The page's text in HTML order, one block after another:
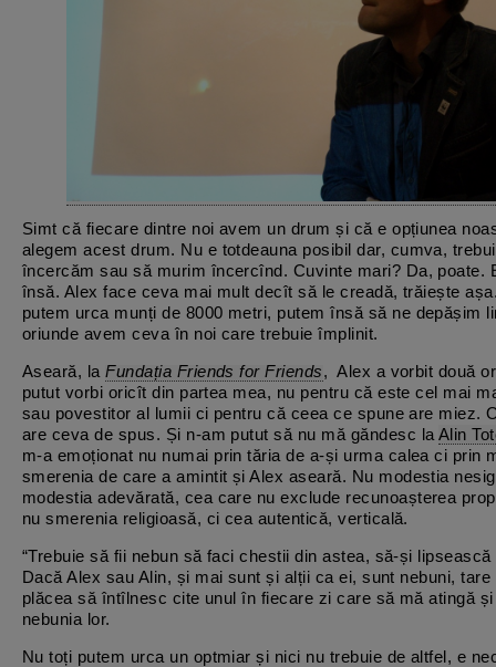
Simt că fiecare dintre noi avem un drum și că e opțiunea
alegem acest drum. Nu e totdeauna posibil dar, cumva,
încercăm sau să murim încercînd. Cuvinte mari? Da, poate.
însă. Alex face ceva mai mult decît să le creadă, trăiește
putem urca munți de 8000 metri, putem însă să ne depășim
oriunde avem ceva în noi care trebuie împlinit.
Aseară, laFundația Friends for Friends, Alex a vorbit două
putut vorbi oricît din partea mea, nu pentru că este cel mai
sau povestitor al lumii ci pentru că ceea ce spune are miez.
are ceva de spus. Și n-am putut să nu mă găndesc la Alin
m-a emoționat nu numai prin tăria de a-și urma calea ci prin
smerenia de care a amintit și Alex aseară. Nu modestia
modestia adevărată, cea care nu exclude recunoașterea
nu smerenia religioasă, ci cea autentică, verticală.
“Trebuie să fii nebun să faci chestii din astea, să-și lipsească
Dacă Alex sau Alin, și mai sunt și alții ca ei, sunt nebuni, tare
plăcea să întîlnesc cite unul în fiecare zi care să mă atingă
nebunia lor.
Nu toți putem urca un optmiar și nici nu trebuie de altfel, e